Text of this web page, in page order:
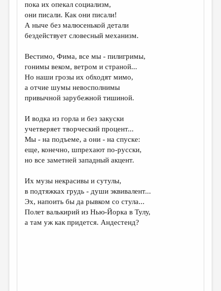
ОБЪЯВЛЕНИЯ
ОТ РЕДАКЦИИ
МАЛАЯ ПРОЗА
ЭССЕИСТИКА
ЛИТЕРАТУРОВЕДЕНИЕ
КУЛЬТУРОВЕДЕНИЕ
ПУБЛИЦИСТИКА
ЦИКЛЫ ПУБЛИКАЦИЙ
ТРЕДИАКОВСКИЙ
МЕДИА
пока их опекал социализм,
они писали. Как они писали!
А ныче без малюсенькой детали
бездействует словесный механизм.
Вестимо, Фима, все мы - пилигримы,
гонимы веком, ветром и страной...
Но наши грозы их обходят мимо,
а отчие шумы невосполнимы
привычной зарубежной тишиной.
И водка из горла и без закуски
учетверяет творческий процент...
Мы - на подъеме, а они - на спуске:
еще, конечно, шпрехают по-русски,
но все заметней западный акцент.
Их музы некрасивы и сутулы,
в подтяжках грудь - души эквивалент...
Эх, напоить бы да рывком со стула...
Полет валькирий из Нью-Йорка в Тулу,
а там уж как придется. Андестенд?